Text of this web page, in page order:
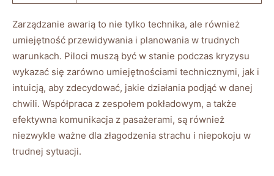
Zarządzanie awarią to ⁣nie tylko technika, ale⁣ również
umiejętność przewidywania i planowania w trudnych‍
warunkach. ⁤Piloci ‍muszą być w stanie podczas kryzysu
wykazać się zarówno umiejętnościami⁣ technicznymi, jak i
intuicją, aby zdecydować, jakie działania podjąć w danej
chwili. Współpraca‍ z zespołem pokładowym, a⁣ także
efektywna komunikacja z pasażerami, są również
niezwykle ważne dla złagodzenia strachu i niepokoju w
trudnej sytuacji.